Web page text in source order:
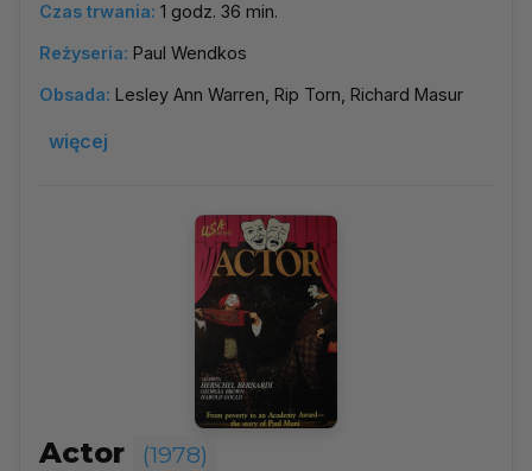
Czas trwania: 1 godz. 36 min.
Reżyseria: Paul Wendkos
Obsada: Lesley Ann Warren, Rip Torn, Richard Masur
więcej
Actor (1978)